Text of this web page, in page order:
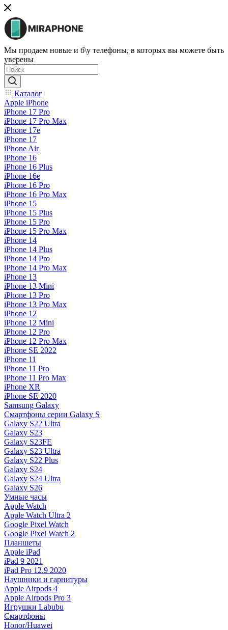
Мы продаем новые и б\у телефоны, в которых вы можете быть
уверены
Каталог
Apple iPhone
iPhone 17 Pro
iPhone 17 Pro Max
iPhone 17e
iPhone 17
iPhone Air
iPhone 16
iPhone 16 Plus
iPhone 16e
iPhone 16 Pro
iPhone 16 Pro Max
iPhone 15
iPhone 15 Plus
iPhone 15 Pro
iPhone 15 Pro Max
iPhone 14
iPhone 14 Plus
iPhone 14 Pro
iPhone 14 Pro Max
iPhone 13
iPhone 13 Mini
iPhone 13 Pro
iPhone 13 Pro Max
iPhone 12
iPhone 12 Mini
iPhone 12 Pro
iPhone 12 Pro Max
iPhone SE 2022
iPhone 11
iPhone 11 Pro
iPhone 11 Pro Max
iPhone XR
iPhone SE 2020
Samsung Galaxy
Смартфоны серии Galaxy S
Galaxy S22 Ultra
Galaxy S23
Galaxy S23FE
Galaxy S23 Ultra
Galaxy S22 Plus
Galaxy S24
Galaxy S24 Ultra
Galaxy S26
Умные часы
Apple Watch
Apple Watch Ultra 2
Google Pixel Watch
Google Pixel Watch 2
Планшеты
Apple iPad
iPad 9 2021
iPad Pro 12.9 2020
Наушники и гарнитуры
Apple Airpods 4
Apple Airpods Pro 3
Игрушки Labubu
Смартфоны
Honor/Huawei